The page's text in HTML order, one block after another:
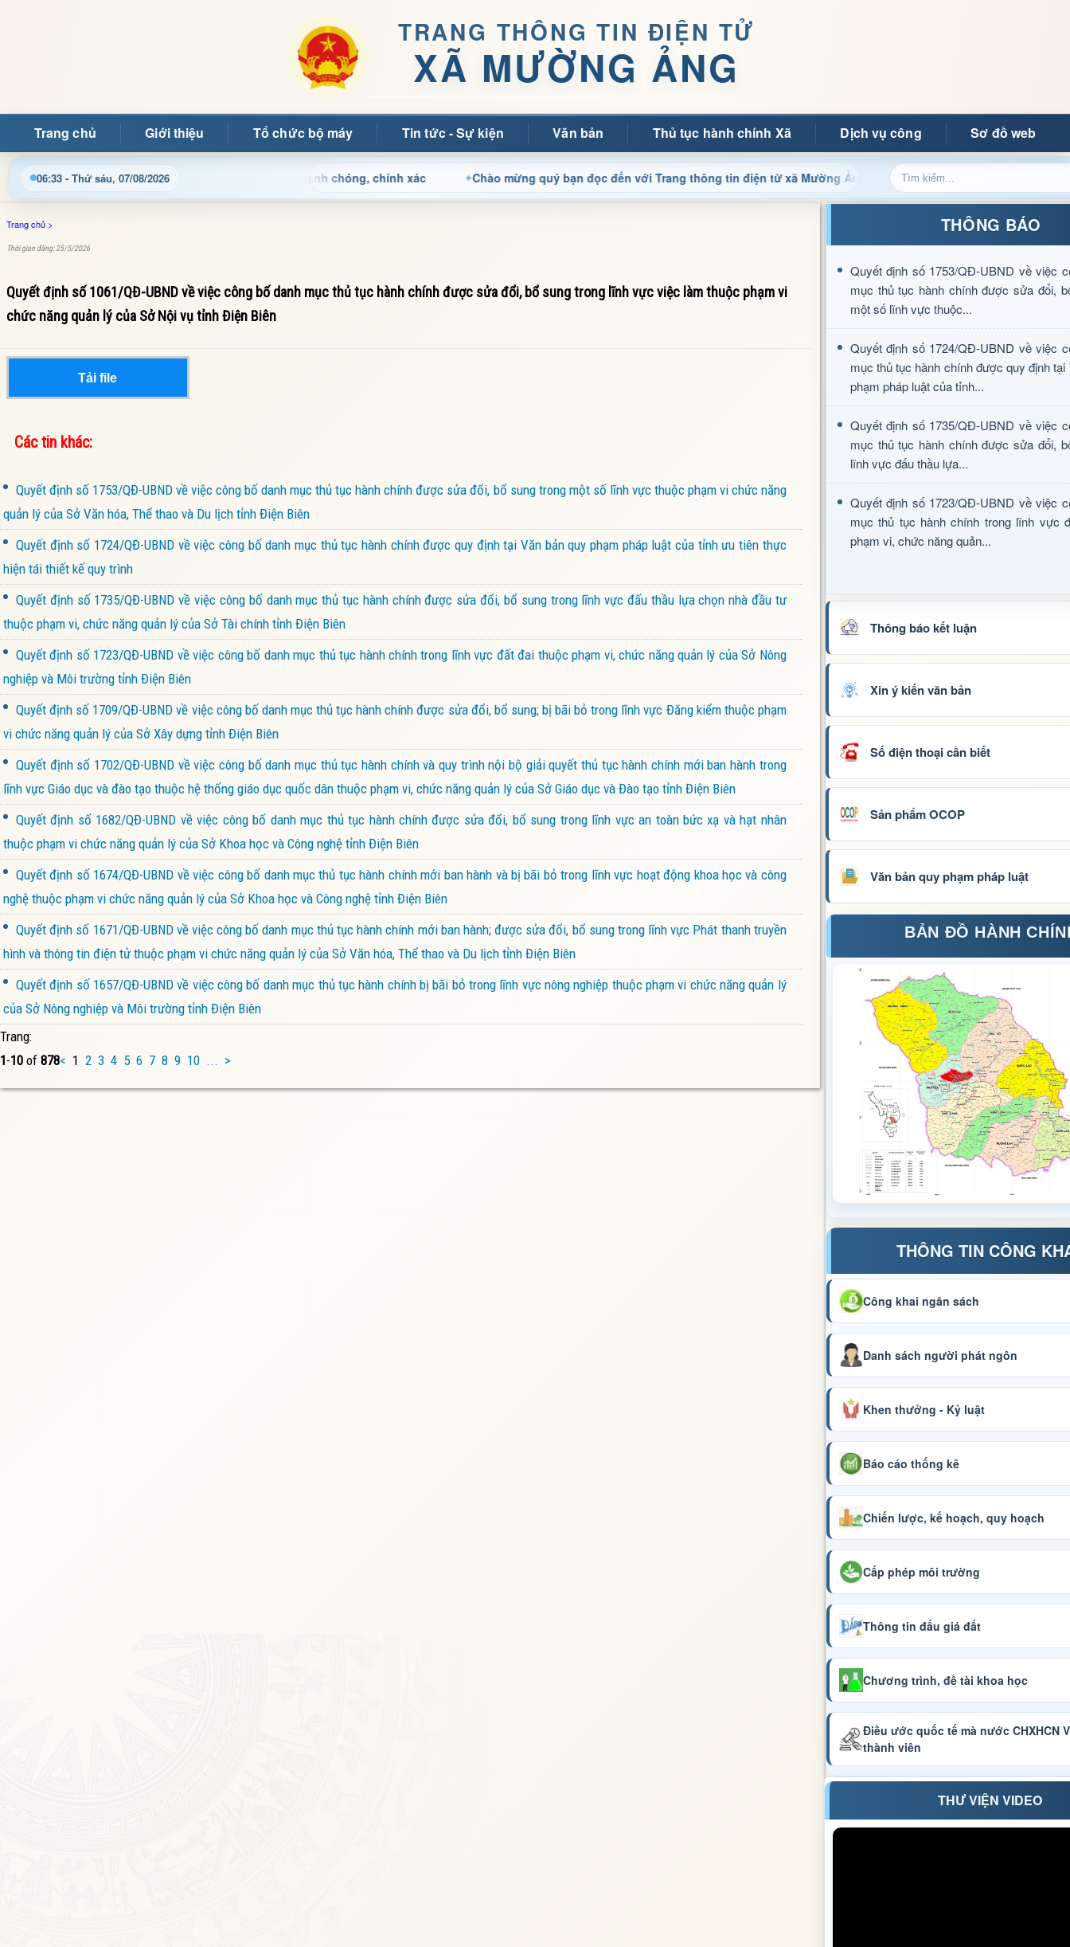
TRANG THÔNG TIN ĐIỆN TỬ
XÃ MƯỜNG ẢNG
Trang chủ Giới thiệu Tổ chức bộ máy Tin tức - Sự kiện Văn bản Thủ tục hành chính Xã Dịch vụ công Sơ đồ web
06:33 - Thứ sáu, 07/08/2026
thủ tục hành chính và tin tức địa phương nhanh chóng, chính xác Chào mừng quý bạn đọc đến với Trang thông tin điện tử xã Mường Ảng Cập nhật thông tin điều hành, thủ
Trang chủ >
Thời gian đăng: 25/5/2026
Quyết định số 1061/QĐ-UBND về việc công bố danh mục thủ tục hành chính được sửa đổi, bổ sung trong lĩnh vực việc làm thuộc phạm vi
chức năng quản lý của Sở Nội vụ tỉnh Điện Biên
Tải file
Các tin khác:
Quyết định số 1753/QĐ-UBND về việc công bố danh mục thủ tục hành chính được sửa đổi, bổ sung trong một số lĩnh vực thuộc phạm vi chức năng
quản lý của Sở Văn hóa, Thể thao và Du lịch tỉnh Điện Biên
Quyết định số 1724/QĐ-UBND về việc công bố danh mục thủ tục hành chính được quy định tại Văn bản quy phạm pháp luật của tỉnh ưu tiên thực
hiện tái thiết kế quy trình
Quyết định số 1735/QĐ-UBND về việc công bố danh mục thủ tục hành chính được sửa đổi, bổ sung trong lĩnh vực đấu thầu lựa chọn nhà đầu tư
thuộc phạm vi, chức năng quản lý của Sở Tài chính tỉnh Điện Biên
Quyết định số 1723/QĐ-UBND về việc công bố danh mục thủ tục hành chính trong lĩnh vực đất đai thuộc phạm vi, chức năng quản lý của Sở Nông
nghiệp và Môi trường tỉnh Điện Biên
Quyết định số 1709/QĐ-UBND về việc công bố danh mục thủ tục hành chính được sửa đổi, bổ sung; bị bãi bỏ trong lĩnh vực Đăng kiểm thuộc phạm
vi chức năng quản lý của Sở Xây dựng tỉnh Điện Biên
Quyết định số 1702/QĐ-UBND về việc công bố danh mục thủ tục hành chính và quy trình nội bộ giải quyết thủ tục hành chính mới ban hành trong
lĩnh vực Giáo dục và đào tạo thuộc hệ thống giáo dục quốc dân thuộc phạm vi, chức năng quản lý của Sở Giáo dục và Đào tạo tỉnh Điện Biên
Quyết định số 1682/QĐ-UBND về việc công bố danh mục thủ tục hành chính được sửa đổi, bổ sung trong lĩnh vực an toàn bức xạ và hạt nhân
thuộc phạm vi chức năng quản lý của Sở Khoa học và Công nghệ tỉnh Điện Biên
Quyết định số 1674/QĐ-UBND về việc công bố danh mục thủ tục hành chính mới ban hành và bị bãi bỏ trong lĩnh vực hoạt động khoa học và công
nghệ thuộc phạm vi chức năng quản lý của Sở Khoa học và Công nghệ tỉnh Điện Biên
Quyết định số 1671/QĐ-UBND về việc công bố danh mục thủ tục hành chính mới ban hành; được sửa đổi, bổ sung trong lĩnh vực Phát thanh truyền
hình và thông tin điện tử thuộc phạm vi chức năng quản lý của Sở Văn hóa, Thể thao và Du lịch tỉnh Điện Biên
Quyết định số 1657/QĐ-UBND về việc công bố danh mục thủ tục hành chính bị bãi bỏ trong lĩnh vực nông nghiệp thuộc phạm vi chức năng quản lý
của Sở Nông nghiệp và Môi trường tỉnh Điện Biên
Trang:
1-10 of 878< 1 2 3 4 5 6 7 8 9 10 ... >
THÔNG BÁO
Quyết định số 1753/QĐ-UBND về việc
mục thủ tục hành chính được sửa đổi,
một số lĩnh vực thuộc...
Quyết định số 1724/QĐ-UBND về việc
mục thủ tục hành chính được quy định tại
phạm pháp luật của tỉnh...
Quyết định số 1735/QĐ-UBND về việc
mục thủ tục hành chính được sửa đổi,
lĩnh vực đấu thầu lựa...
Quyết định số 1723/QĐ-UBND về việc
mục thủ tục hành chính trong lĩnh vực
phạm vi, chức năng quản...
Thông báo kết luận
Xin ý kiến văn bản
Số điện thoại cần biết
Sản phẩm OCOP
Văn bản quy phạm pháp luật
BẢN ĐỒ HÀNH
THÔNG TIN CÔNG
Công khai ngân sách
Danh sách người phát ngôn
Khen thưởng - Kỷ luật
Báo cáo thống kê
Chiến lược, kế hoạch, quy hoạch
Cấp phép môi trường
Thông tin đấu giá đất
Chương trình, đề tài khoa học
Điều ước quốc tế mà nước CHXHCN
thành viên
THƯ VIỆN VIDEO